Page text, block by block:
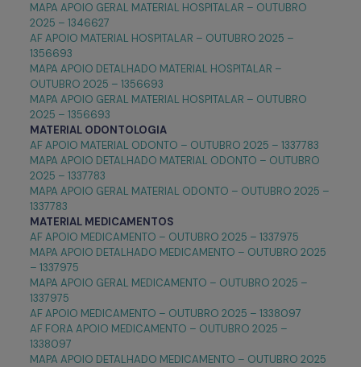
MAPA APOIO GERAL MATERIAL HOSPITALAR – OUTUBRO
2025 – 1346627
AF APOIO MATERIAL HOSPITALAR – OUTUBRO 2025 –
1356693
MAPA APOIO DETALHADO MATERIAL HOSPITALAR –
OUTUBRO 2025 – 1356693
MAPA APOIO GERAL MATERIAL HOSPITALAR – OUTUBRO
2025 – 1356693
MATERIAL ODONTOLOGIA
AF APOIO MATERIAL ODONTO – OUTUBRO 2025 – 1337783
MAPA APOIO DETALHADO MATERIAL ODONTO – OUTUBRO
2025 – 1337783
MAPA APOIO GERAL MATERIAL ODONTO – OUTUBRO 2025 –
1337783
MATERIAL MEDICAMENTOS
AF APOIO MEDICAMENTO – OUTUBRO 2025 – 1337975
MAPA APOIO DETALHADO MEDICAMENTO – OUTUBRO 2025
– 1337975
MAPA APOIO GERAL MEDICAMENTO – OUTUBRO 2025 –
1337975
AF APOIO MEDICAMENTO – OUTUBRO 2025 – 1338097
AF FORA APOIO MEDICAMENTO – OUTUBRO 2025 –
1338097
MAPA APOIO DETALHADO MEDICAMENTO – OUTUBRO 2025